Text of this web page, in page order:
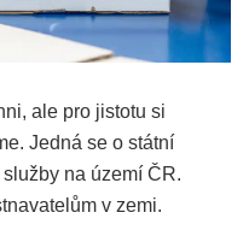
ale pro jistotu si
Jedná se o státní
na území ČR.
v zemi.